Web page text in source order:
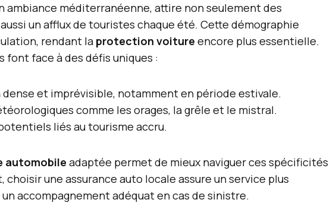
ambiance méditerranéenne, attire non seulement des
un afflux de touristes chaque été. Cette démographie
rendant la protection voiture encore plus essentielle.
font face à des défis uniques :
et imprévisible, notamment en période estivale.
comme les orages, la grêle et le mistral.
liés au tourisme accru.
automobile adaptée permet de mieux naviguer ces spécificités
choisir une assurance auto locale assure un service plus
accompagnement adéquat en cas de sinistre.